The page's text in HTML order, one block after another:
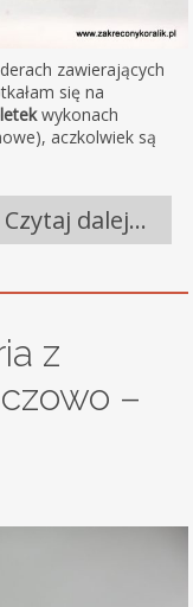
zawierających
się na
wykonach
aczkolwiek są
Czytaj dalej…
z
–